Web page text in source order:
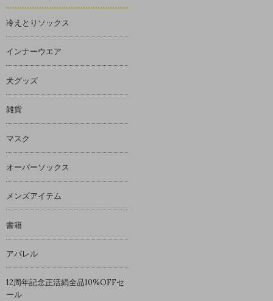
冷えとりソックス
インナーウエア
犬グッズ
雑貨
マスク
オーバーソックス
メンズアイテム
書籍
アパレル
12周年記念正活絹全品10%OFFセ
ール